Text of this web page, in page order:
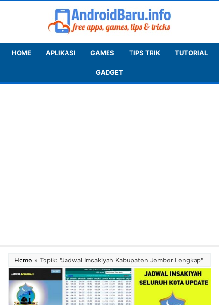
HOME APLIKASI GAMES TIPS TRIK TUTORIAL
GADGET
Home » Topik: "Jadwal Imsakiyah Kabupaten Jember Lengkap"